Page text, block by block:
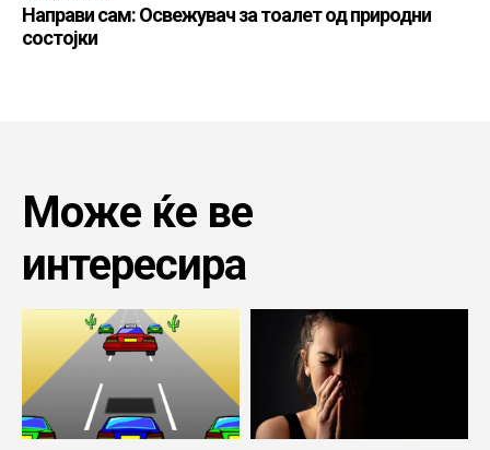
Направи сам: Освежувач за тоалет од природни
состојки
Може ќе ве
интересира